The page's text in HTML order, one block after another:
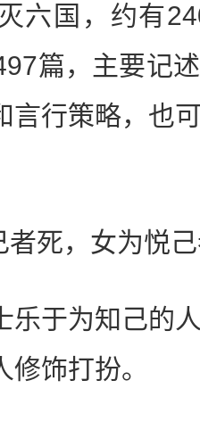
六国，约有
篇，主要记
言行策略，也
死，女为悦己
于为知己的人
饰打扮。